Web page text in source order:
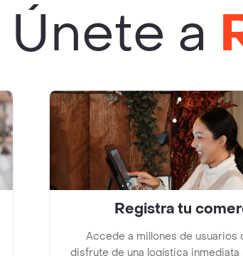
Únete a
Registra tu
Accede a millones de usuarios
disfrute de una logística inmediata